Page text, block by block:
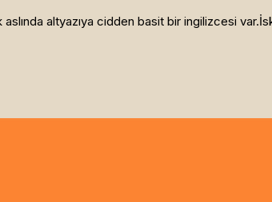
altyazıya cidden basit bir ingilizcesi